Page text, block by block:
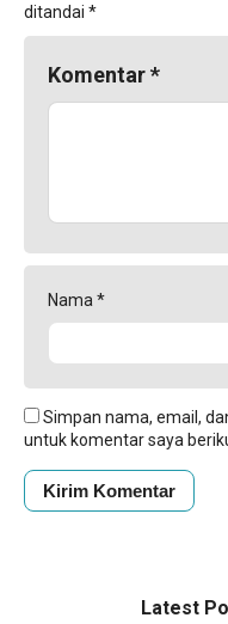
ditandai *
Komentar*
Nama *
Simpan nama, email,
untuk komentar saya
Latest